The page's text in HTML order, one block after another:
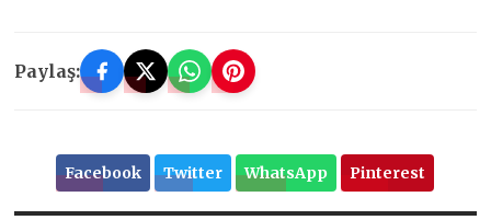
Paylaş:
Facebook Twitter WhatsApp Pinterest